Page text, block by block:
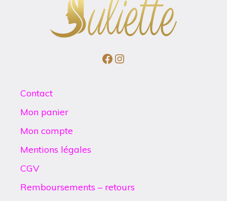
Facebook
Instagram
Contact
Mon panier
Mon compte
Mentions légales
CGV
Remboursements – retours